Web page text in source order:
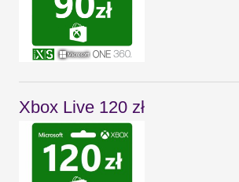
Xbox Live 120 zł